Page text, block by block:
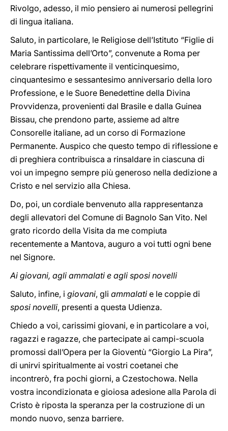
Rivolgo, adesso, il mio pensiero ai numerosi pellegrini
di lingua italiana.
Saluto, in particolare, le Religiose dell’Istituto “Figlie di
Maria Santissima dell’Orto”, convenute a Roma per
celebrare rispettivamente il venticinquesimo,
cinquantesimo e sessantesimo anniversario della loro
Professione, e le Suore Benedettine della Divina
Provvidenza, provenienti dal Brasile e dalla Guinea
Bissau, che prendono parte, assieme ad altre
Consorelle italiane, ad un corso di Formazione
Permanente. Auspico che questo tempo di riflessione e
di preghiera contribuisca a rinsaldare in ciascuna di
voi un impegno sempre più generoso nella dedizione a
Cristo e nel servizio alla Chiesa.
Do, poi, un cordiale benvenuto alla rappresentanza
degli allevatori del Comune di Bagnolo San Vito. Nel
grato ricordo della Visita da me compiuta
recentemente a Mantova, auguro a voi tutti ogni bene
nel Signore.
Ai giovani, agli ammalati e agli sposi novelli
Saluto, infine, i giovani, gli ammalati e le coppie di
sposi novelli, presenti a questa Udienza.
Chiedo a voi, carissimi giovani, e in particolare a voi,
ragazzi e ragazze, che partecipate ai campi-scuola
promossi dall’Opera per la Gioventù “Giorgio La Pira”,
di unirvi spiritualmente ai vostri coetanei che
incontrerò, fra pochi giorni, a Czestochowa. Nella
vostra incondizionata e gioiosa adesione alla Parola di
Cristo è riposta la speranza per la costruzione di un
mondo nuovo, senza barriere.